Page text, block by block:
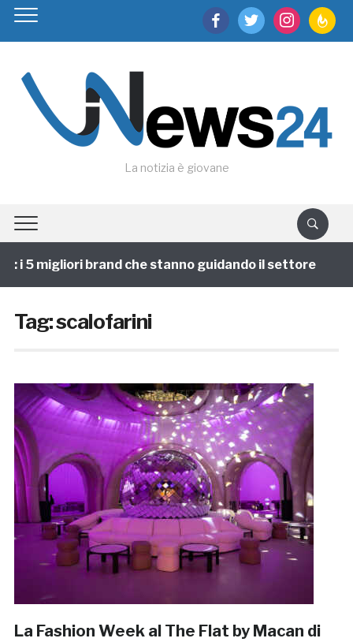
facebooktwitter instagram
La notizia è giovane
i 5 migliori brand che stanno guidando il settore
Tag:scalofarini
La Fashion Week al The Flat by Macan di